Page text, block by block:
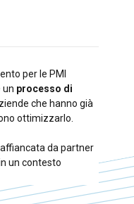
per le PMI
un processo di
che hanno già
ottimizzarlo.
da partner
un contesto